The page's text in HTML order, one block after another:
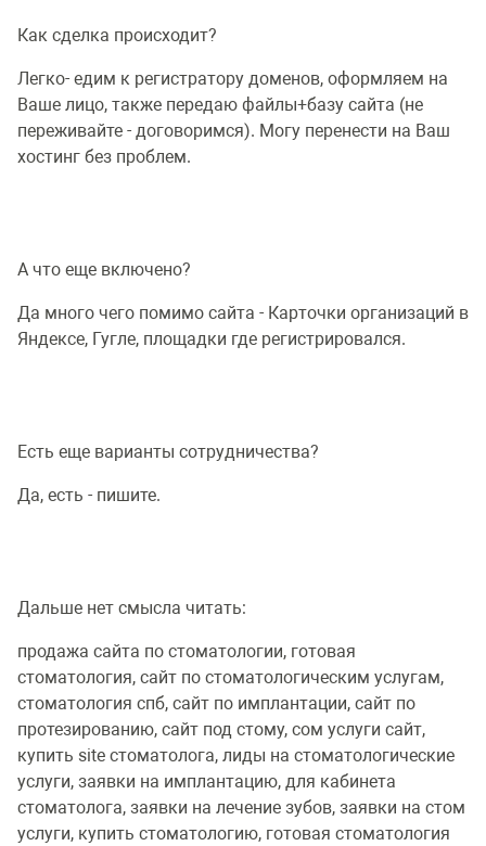
Как сделка происходит?
Легко- едим к регистратору доменов, оформляем на
Ваше лицо, также передаю файлы+базу сайта (не
переживайте - договоримся). Могу перенести на Ваш
хостинг без проблем.
А что еще включено?
Да много чего помимо сайта - Карточки организаций в
Яндексе, Гугле, площадки где регистрировался.
Есть еще варианты сотрудничества?
Да, есть - пишите.
Дальше нет смысла читать:
продажа сайта по стоматологии, готовая
стоматология, сайт по стоматологическим услугам,
стоматология спб, сайт по имплантации, сайт по
протезированию, сайт под стому, сом услуги сайт,
купить site стоматолога, лиды на стоматологические
услуги, заявки на имплантацию, для кабинета
стоматолога, заявки на лечение зубов, заявки на стом
услуги, купить стоматологию, готовая стоматология